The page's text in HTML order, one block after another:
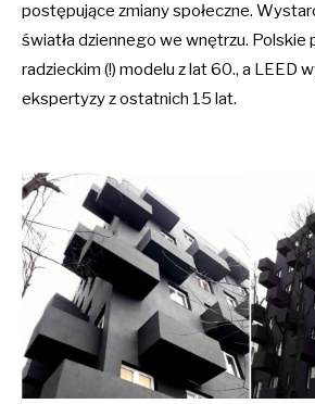
postępujące zmiany społeczne.
światła dziennego we wnętrzu. Polskie
radzieckim (!) modelu z lat 60., a LEED
ekspertyzy z ostatnich 15 lat.